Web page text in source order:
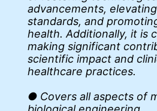
advancements,
standards, and
health. Additionally, it is
making significant
scientific impact and
healthcare practices.
● Covers all aspects of